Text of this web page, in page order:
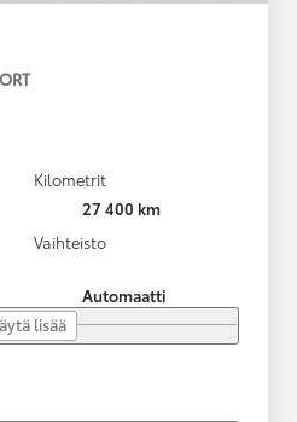
Kilometrit
27 400 km
Vaihteisto
Automaatti
lisää